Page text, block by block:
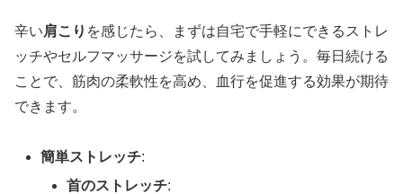
辛い肩こり を感じたら、まずは自宅で手軽にできるストレ
ッチやセルフマッサージを試してみましょう。毎日続ける
ことで、筋肉の柔軟性を高め、血行を促進する効果が期待
できます。
簡単ストレッチ:
首のストレッチ: